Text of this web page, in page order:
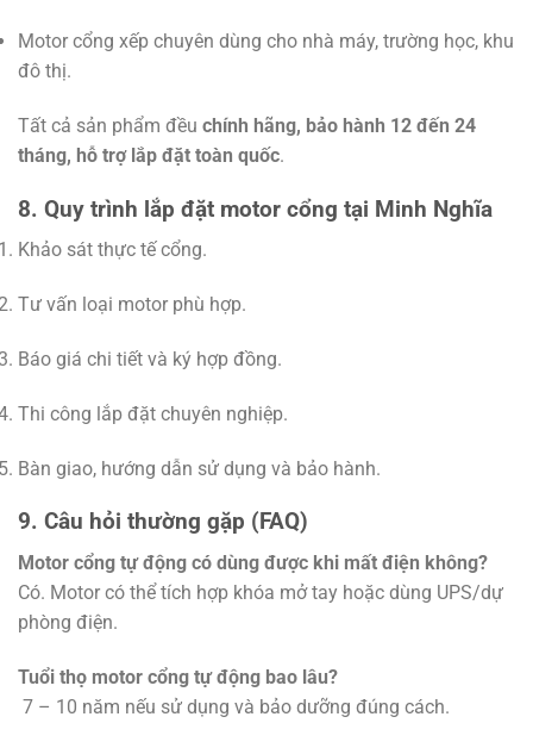
Motor cổng xếp chuyên dùng cho nhà máy, trường học, khu
đô thị.
Tất cả sản phẩm đều chính hãng, bảo hành 12 đến 24
tháng, hỗ trợ lắp đặt toàn quốc.
8. Quy trình lắp đặt motor cổng tại Minh Nghĩa
Khảo sát thực tế cổng.
Tư vấn loại motor phù hợp.
Báo giá chi tiết và ký hợp đồng.
Thi công lắp đặt chuyên nghiệp.
Bàn giao, hướng dẫn sử dụng và bảo hành.
9. Câu hỏi thường gặp (FAQ)
Motor cổng tự động có dùng được khi mất điện không?
Có. Motor có thể tích hợp khóa mở tay hoặc dùng UPS/dự
phòng điện.
Tuổi thọ motor cổng tự động bao lâu?
7 – 10 năm nếu sử dụng và bảo dưỡng đúng cách.